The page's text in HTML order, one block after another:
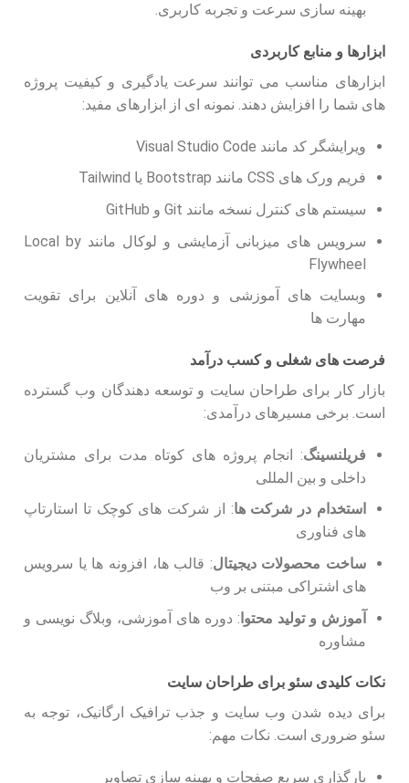
بهینه سازی سرعت و تجربه کاربری.
ابزارها و منابع کاربردی
ابزارهای مناسب می توانند سرعت یادگیری و کیفیت پروژه
های شما را افزایش دهند. نمونه ای از ابزارهای مفید:
ویرایشگر کد مانند Visual Studio Code
فریم ورک های CSS مانند Bootstrap یا Tailwind
سیستم های کنترل نسخه مانند Git و GitHub
سرویس های میزبانی آزمایشی و لوکال مانند Local by
Flywheel
وبسایت های آموزشی و دوره های آنلاین برای تقویت
مهارت ها
فرصت های شغلی و کسب درآمد
بازار کار برای طراحان سایت و توسعه دهندگان وب گسترده
است. برخی مسیرهای درآمدی:
فریلنسینگ: انجام پروژه های کوتاه مدت برای مشتریان
داخلی و بین المللی
استخدام در شرکت ها: از شرکت های کوچک تا استارتاپ
های فناوری
ساخت محصولات دیجیتال: قالب ها، افزونه ها یا سرویس
های اشتراکی مبتنی بر وب
آموزش و تولید محتوا: دوره های آموزشی، وبلاگ نویسی و
مشاوره
نکات کلیدی سئو برای طراحان سایت
برای دیده شدن وب سایت و جذب ترافیک ارگانیک، توجه به
سئو ضروری است. نکات مهم:
بارگذاری سریع صفحات و بهینه سازی تصاویر